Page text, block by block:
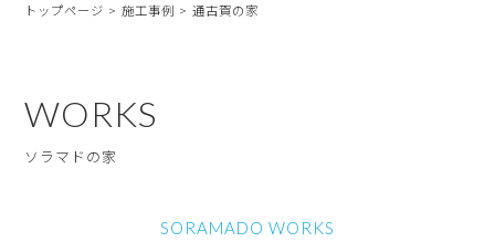
トップページ >施工事例 >通古賀の家
WORKS
ソラマドの家
SORAMADO WORKS